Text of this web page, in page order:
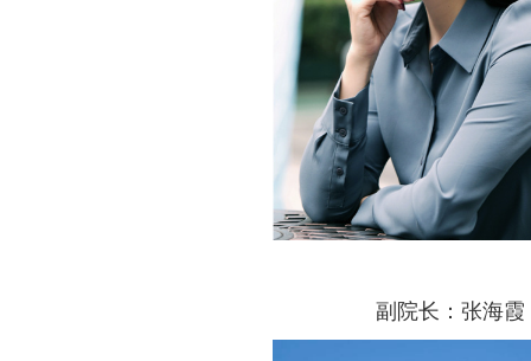
副院长：张海霞